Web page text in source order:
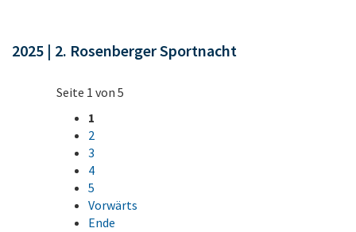
2025 | 2. Rosenberger Sportnacht
Seite 1 von 5
1
2
3
4
5
Vorwärts
Ende